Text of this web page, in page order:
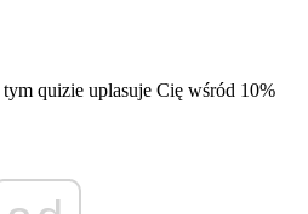
quizie uplasuje Cię wśród 10%